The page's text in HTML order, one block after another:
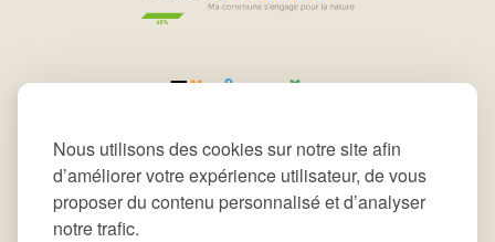
Nous utilisons des cookies sur notre site afin
d’améliorer votre expérience utilisateur, de vous
proposer du contenu personnalisé et d’analyser
notre trafic.